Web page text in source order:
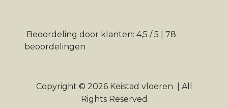
Copyright © 2026 Keistad vloeren
All
Rights Reserved
Beoordeling door klanten: 4,5 / 5
78
beoordelingen